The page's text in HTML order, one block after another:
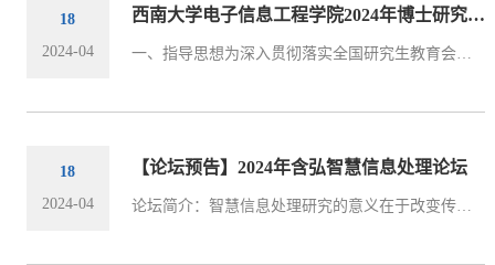
18
2024-04
西南大学电子信息工程学院2024年博士研究生综合考核实施办法
一、指导思想为深入贯彻落实全国研究生教育会议精神，积极稳妥做好2024年博士研究生招生录取工作，根据教育部关于做好招收攻读博士学位研究生工作的相关文件要求、《关于印发〈西南大学“申请-考核制”博士研究生招生实施办法（试行）〉的通知》（西校〔2020〕333号）《关于印发〈西南大学硕博连读研究生选拔实施办法（试行）〉的通知》（西校〔2023〕213号）和《关于印发〈西南大学接收优秀本科毕业生推荐免试直接攻读博士学位...
18
2024-04
【论坛预告】2024年含弘智慧信息处理论坛
论坛简介：智慧信息处理研究的意义在于改变传统信息处理的模式，让其融入新一轮人工智能发展的热潮，通过智慧赋能，提高信息处理系统的适应性和应用性，使其在工业、农业、医疗、交通、安全等社会各个领域得到实践和发展。从而进一步蓄势赋能新质生产力，有效推动经济发展提质增效，有效助力现代化产业体系，成为社会、经济高质量发展的重要着力点。此论坛旨在促进学术界和工业界之间的交流与合作，有助于推动智慧信息处理技术...